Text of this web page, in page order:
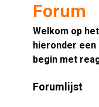
Forum
Welkom op
hieronder een
begin met
Forumlijst